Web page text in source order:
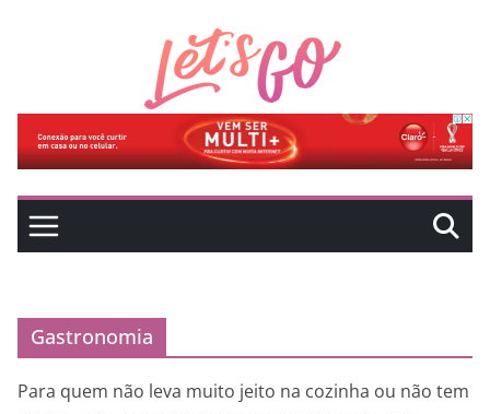
Gastronomia
Para quem não leva muito jeito na cozinha ou não tem